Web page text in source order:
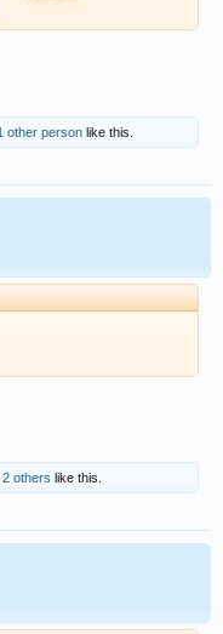
other person like this.
2 others like this.